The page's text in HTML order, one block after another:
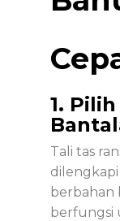
1.
Tali tas
berbahan
berfungsi